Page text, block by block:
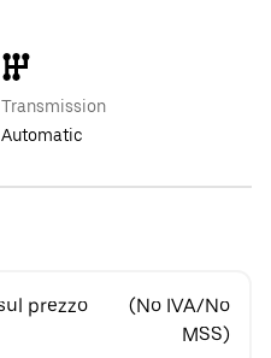
Transmission
Automatic
prezzo
(No IVA/No
MSS)